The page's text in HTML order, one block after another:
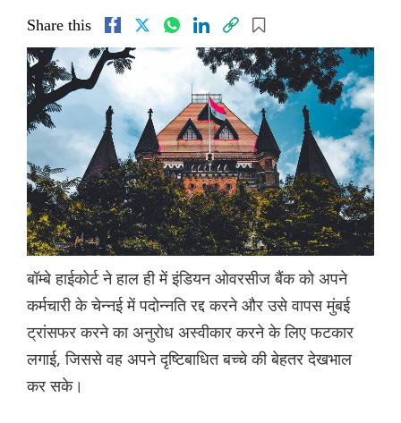
Share this
बॉम्बे हाईकोर्ट ने हाल ही में इंडियन ओवरसीज बैंक को अपने
कर्मचारी के चेन्नई में पदोन्नति रद्द करने और उसे वापस मुंबई
ट्रांसफर करने का अनुरोध अस्वीकार करने के लिए फटकार
लगाई, जिससे वह अपने दृष्टिबाधित बच्चे की बेहतर देखभाल
कर सके।